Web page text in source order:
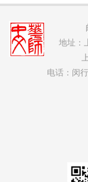
地址：
电话：闵